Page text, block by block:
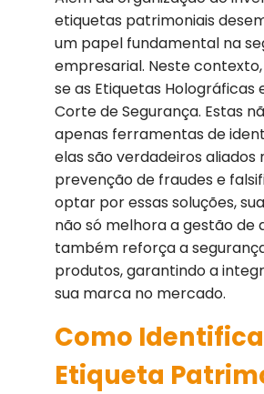
etiquetas patrimoniais
um papel fundamental na
empresarial. Neste
se as Etiquetas Holográficas
Corte de Segurança. Estas
apenas ferramentas de
elas são verdadeiros aliados
prevenção de fraudes e
optar por essas soluções,
não só melhora a gestão de
também reforça a
produtos, garantindo a
sua marca no mercado.
Como
Etiqueta